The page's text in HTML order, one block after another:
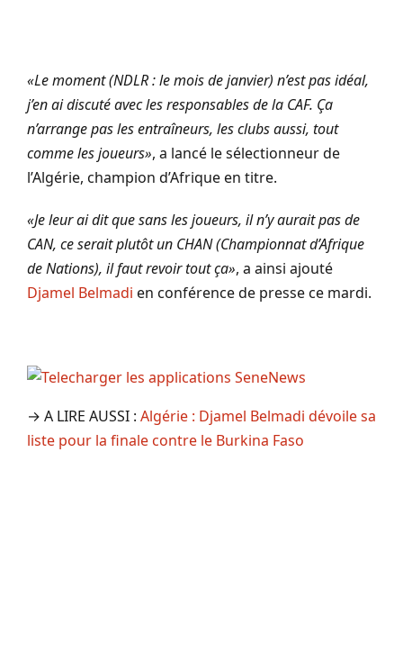
«Le moment (NDLR : le mois de janvier) n’est pas idéal,
j’en ai discuté avec les responsables de la CAF. Ça
n’arrange pas les entraîneurs, les clubs aussi, tout
comme les joueurs», a lancé le sélectionneur de
l’Algérie, champion d’Afrique en titre.
«Je leur ai dit que sans les joueurs, il n’y aurait pas de
CAN, ce serait plutôt un CHAN (Championnat d’Afrique
de Nations), il faut revoir tout ça», a ainsi ajouté
Djamel Belmadi en conférence de presse ce mardi.
→ A LIRE AUSSI : Algérie : Djamel Belmadi dévoile sa
liste pour la finale contre le Burkina Faso